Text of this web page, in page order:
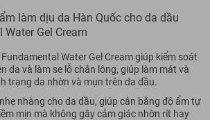
làm dịu da Hàn Quốc cho da dầu
Gel Cream
Water Gel Cream giúp kiểm soát
da và làm se lỗ chân lông, giúp làm mát và
trạng da nhờn và mụn trên da dầu.
nhàng cho da dầu, giúp cân bằng độ ẩm tự
mịn mà không gây cảm giác nhờn rít hay